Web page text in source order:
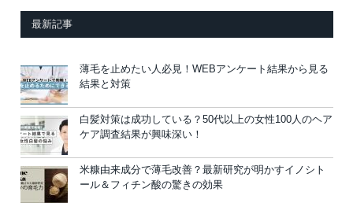
最新記事
薄毛を止めたい人必見！WEBアンケート結果から見る
結果と対策
白髪対策は成功している？50代以上の女性100人のヘア
ケア調査結果が興味深い！
米糠由来成分で薄毛改善？最新研究が明かすイノシト
ール＆フィチン酸の驚きの効果